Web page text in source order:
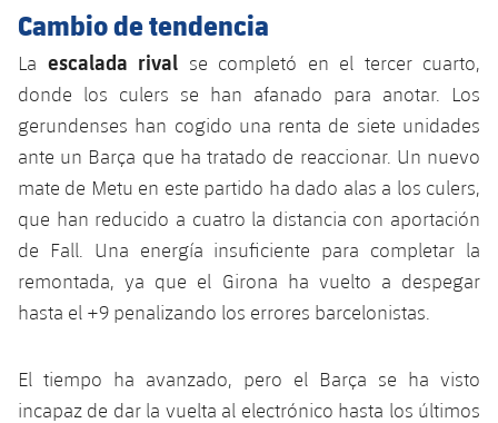
Historia
Entradas
Resultados
Clasificaciones
Jugadores
Fotos
Historia
Calendario
Jugadores
Clasificaciones
Actualidad
Barça C
Juvenil
Infantil
Alevín
Campus Verano
PLUSICON
MÁS
Información general
plusicon
más
Noticias
Atletismo
plusicon
más
Actualidad
Masculino
Femenino
Baloncesto en silla de ruedas
plusicon
más
Jugadores
Hockey hierba
plusicon
más
Cambio de tendencia
La escalada rival se completó en el tercer cuarto,
donde los culers se han afanado para anotar. Los
gerundenses han cogido una renta de siete unidades
ante un Barça que ha tratado de reaccionar. Un nuevo
mate de Metu en este partido ha dado alas a los culers,
que han reducido a cuatro la distancia con aportación
de Fall. Una energía insuficiente para completar la
remontada, ya que el Girona ha vuelto a despegar
hasta el +9 penalizando los errores barcelonistas.
El tiempo ha avanzado, pero el Barça se ha visto
incapaz de dar la vuelta al electrónico hasta los últimos